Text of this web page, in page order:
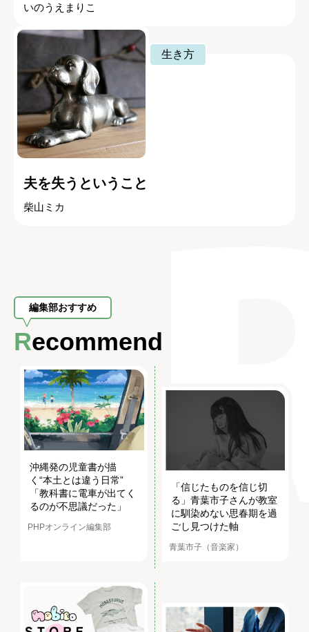
いのうえまりこ
生き方
夫を失うということ
柴山ミカ
編集部おすすめ
Recommend
沖縄発の児童書が描
く“本土とは違う日常”
「教科書に電車が出てく
るのが不思議だった」
PHPオンライン編集部
「信じたものを信じ切
る」青葉市子さんが教室
に馴染めない思春期を過
ごし見つけた軸
青葉市子（音楽家）